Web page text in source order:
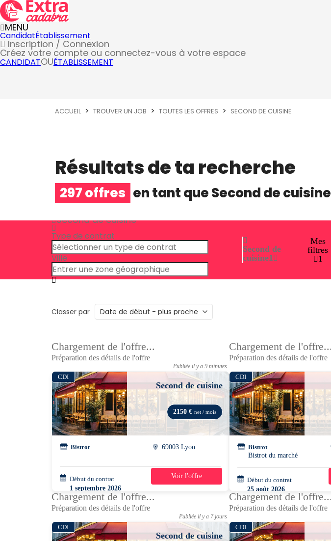
MENU
CandidatÉtablissement
Inscription / Connexion
Créez votre compte ou connectez-vous à votre espace
CANDIDATOUÉTABLISSEMENT
ACCUEIL TROUVER UN JOB TOUTES LES OFFRES SECOND DE CUISINE
Résultats de ta recherche
297 offres en tant queSecond de cuisine
Second de cuisine
Type de contrat
Ville
Second de
cuisine1
Mes
filtres
1
Classer par
Chargement de l'offre...
Préparation des détails de l'offre
Publiée il y a 9 minutes
CDI
Second de cuisine
2150 € net / mois
Bistrot 69003 Lyon
Début du contrat
1 septembre 2026
39h/semaine
Voir l'offre
Chargement de l'offre...
Préparation des détails de l'offre
CDI
Bistrot
Bistrot du marché
Début du contrat
25 août 2026
Chargement de l'offre...
Préparation des détails de l'offre
Publiée il y a 7 jours
CDI
Second de cuisine
Chargement de l'offre...
Préparation des détails de l'offre
CDI